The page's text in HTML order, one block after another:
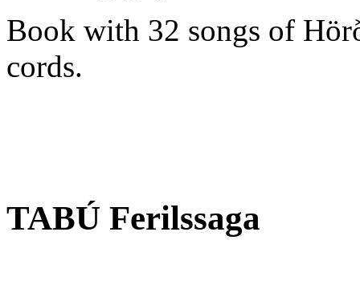
Book with 32 songs of
cords.
TABÚ Ferilssaga